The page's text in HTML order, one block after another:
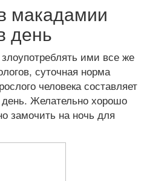
макадамии
день
ими все же
суточная норма
человека составляет
Желательно хорошо
замочить на ночь для